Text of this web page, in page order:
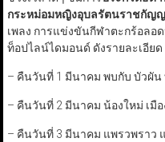
กระหม่อมหญิงอุบลรัตนราชกัญ
เพลง การแข่งขันกีฬาตะกร้อลอ
ท็อปไลน์ไดมอนด์ ดังรายละเอียด
– คืนวันที่ 1 มีนาคม พบกับ บัวผัน
– คืนวันที่ 2 มีนาคม น้องใหม่ เมือ
– คืนวันที่ 3 มีนาคม แพรวพราว